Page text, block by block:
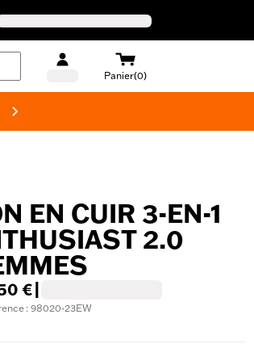
Panier(0)
EN CUIR 3-EN-1
2.0
€
: 98020-23EW